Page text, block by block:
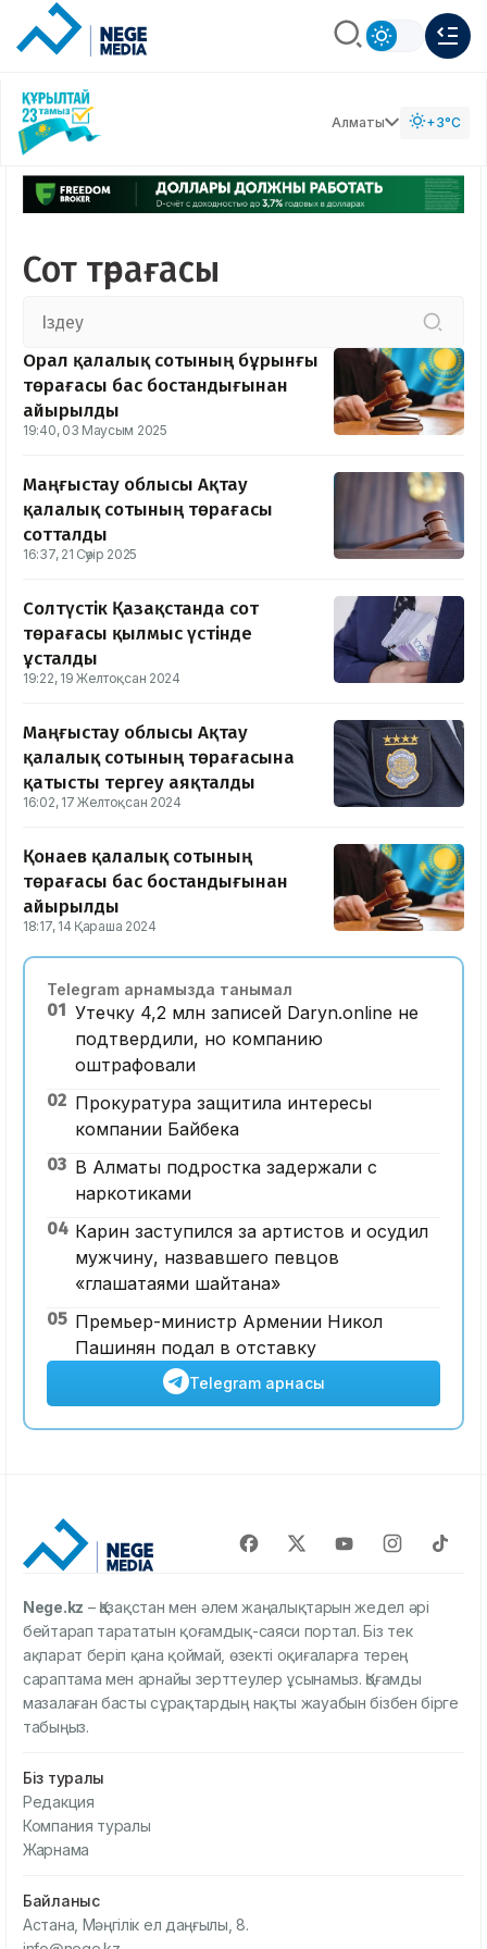
Алматы +3°C
Сот төрағасы
Орал қалалық сотының бұрынғы
төрағасы бас бостандығынан
айырылды
19:40, 03 Маусым 2025
Маңғыстау облысы Ақтау
қалалық сотының төрағасы
сотталды
16:37, 21 Сәуір 2025
Солтүстік Қазақстанда сот
төрағасы қылмыс үстінде
ұсталды
19:22, 19 Желтоқсан 2024
Маңғыстау облысы Ақтау
қалалық сотының төрағасына
қатысты тергеу аяқталды
16:02, 17 Желтоқсан 2024
Қонаев қалалық сотының
төрағасы бас бостандығынан
айырылды
18:17, 14 Қараша 2024
Telegram арнамызда танымал
01 Утечку 4,2 млн записей Daryn.online не
подтвердили, но компанию
оштрафовали
02 Прокуратура защитила интересы
компании Байбека
03 В Алматы подростка задержали с
наркотиками
04 Карин заступился за артистов и осудил
мужчину, назвавшего певцов
«глашатаями шайтана»
05 Премьер-министр Армении Никол
Пашинян подал в отставку
Telegram арнасы
Nege.kz – Қазақстан мен әлем жаңалықтарын жедел әрі
бейтарап тарататын қоғамдық-саяси портал. Біз тек
ақпарат беріп қана қоймай, өзекті оқиғаларға терең
сараптама мен арнайы зерттеулер ұсынамыз. Қоғамды
мазалаған басты сұрақтардың нақты жауабын бізбен бірге
табыңыз.
Біз туралы
Редакция
Компания туралы
Жарнама
Байланыс
Астана, Мәңгілік ел даңғылы, 8.